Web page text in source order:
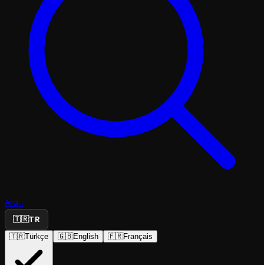
Ara...
🇹🇷TR
🇹🇷Türkçe 🇬🇧English 🇫🇷Français